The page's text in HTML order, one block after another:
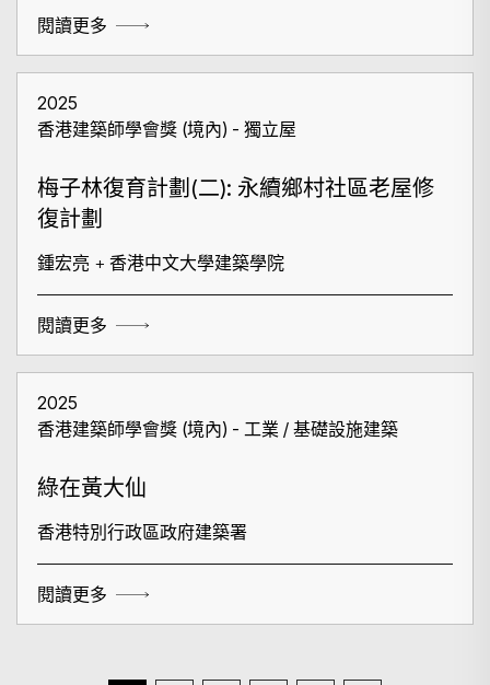
閱讀更多
2025
香港建築師學會獎 (境內) - 獨立屋
梅子林復育計劃(二): 永續鄉村社區老屋修
復計劃
鍾宏亮 + 香港中文大學建築學院
閱讀更多
2025
香港建築師學會獎 (境內) - 工業 / 基礎設施建築
綠在黃大仙
香港特別行政區政府建築署
閱讀更多